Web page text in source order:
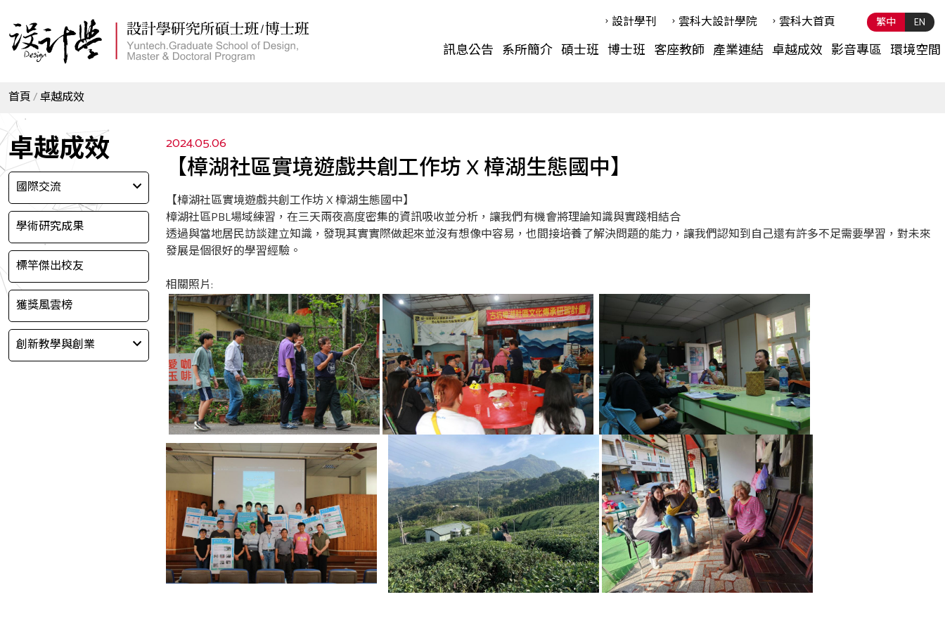
繁中 EN
訊息公告 系所簡介 碩士班 博士班 客座教師 產業連結 卓越成效 影音專區 環境空間
設計學刊 雲科⼤設計學院 雲科⼤首頁
首頁 卓越成效
卓越成效
國際交流
學術研究成果
標竿傑出校友
獲獎風雲榜
創新教學與創業
2024.05.06
【樟湖社區實境遊戲共創工作坊 X 樟湖生態國中】
【樟湖社區實境遊戲共創工作坊 X 樟湖生態國中】
樟湖社區PBL場域練習，在三天兩夜高度密集的資訊吸收並分析，讓我們有機會將理論知識與實踐相結合
透過與當地居民訪談建立知識，發現其實實際做起來並沒有想像中容易，也間接培養了解決問題的能力，讓我們認知到自己還有許多不足需要學習，對未來
發展是個很好的學習經驗。
相關照片: